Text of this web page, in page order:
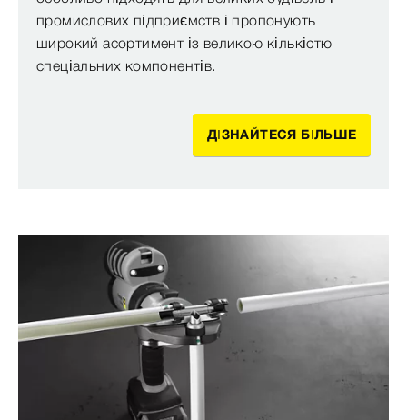
промислових підприємств і пропонують
широкий асортимент із великою кількістю
спеціальних компонентів.
ДІЗНАЙТЕСЯ БІЛЬШЕ